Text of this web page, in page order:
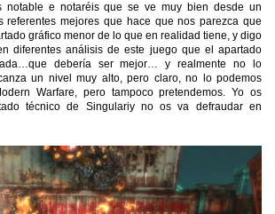
notable e notaréis que se ve muy bien desde un
referentes mejores que hace que nos parezca que
gráfico menor de lo que en realidad tiene, y digo
diferentes análisis de este juego que el apartado
debería ser mejor… y realmente no lo
un nivel muy alto, pero claro, no lo podemos
Warfare, pero tampoco pretendemos. Yo os
técnico de Singulariy no os va defraudar en